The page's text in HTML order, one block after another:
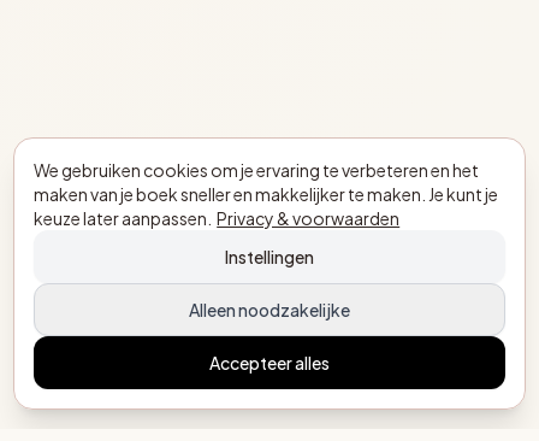
We gebruiken cookies om je ervaring te verbeteren en het
maken van je boek sneller en makkelijker te maken. Je kunt je
keuze later aanpassen. Privacy & voorwaarden
Instellingen
Alleen noodzakelijke
Accepteer alles